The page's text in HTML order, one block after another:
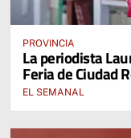
PROVINCIA
La periodista
Feria de Ciudad
EL SEMANAL